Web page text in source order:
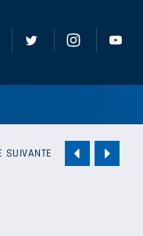
SUIVANTE